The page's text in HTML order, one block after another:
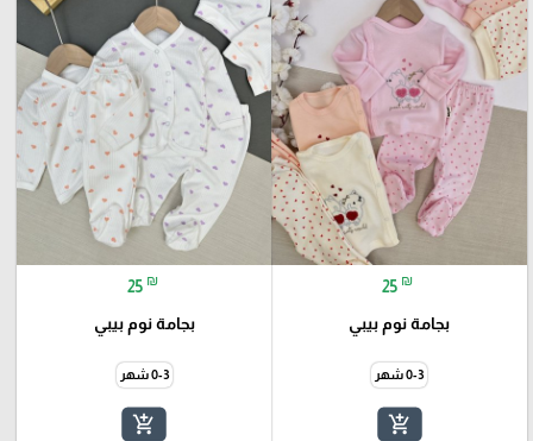
25 ₪
بجامة نوم بيبي
0-3 شهر
add_shopping_cart
25 ₪
بجامة نوم بيبي
0-3 شهر
add_shopping_cart